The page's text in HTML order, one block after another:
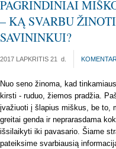
PAGRINDINIAI
– KĄ SVARBU
SAVININKUI?
2017 LAPKRITIS 21 d.
Nuo seno žinoma, kad
kirsti - ruduo, žiemos pradžia.
įvažiuoti į šlapius miškus, be to,
greitai genda ir neprarasdama
išsilaikyti iki pavasario. Šiame
pateiksime svarbiausią